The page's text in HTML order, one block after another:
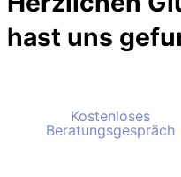
hast uns
Kostenloses
Beratungsgespräch
Kostenloses
Beratungsgespräch